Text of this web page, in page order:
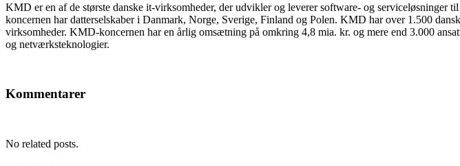
KMD er en af de største danske it-virksomheder, der udvikler og leverer software- og serviceløsninger
koncernen har datterselskaber i Danmark, Norge, Sverige, Finland og Polen. KMD har over 1.500
virksomheder. KMD-koncernen har en årlig omsætning på omkring 4,8 mia. kr. og mere end 3.000
og netværksteknologier.
Kommentarer
No related posts.